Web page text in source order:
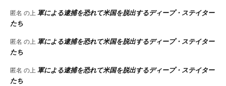
匿名 の上軍による逮捕を恐れて米国を脱出するディープ・ステイター
たち
匿名 の上軍による逮捕を恐れて米国を脱出するディープ・ステイター
たち
匿名 の上軍による逮捕を恐れて米国を脱出するディープ・ステイター
たち